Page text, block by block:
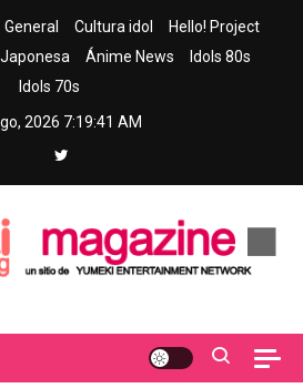
General Cultura idol
Hello! Project
Ánime News
Idols 80s
Idols 70s
2026 7:19:42 AM